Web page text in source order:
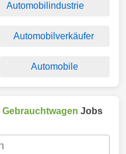
Automobilindustrie
Automobilverkäufer
Automobile
Gebrauchtwagen Jobs